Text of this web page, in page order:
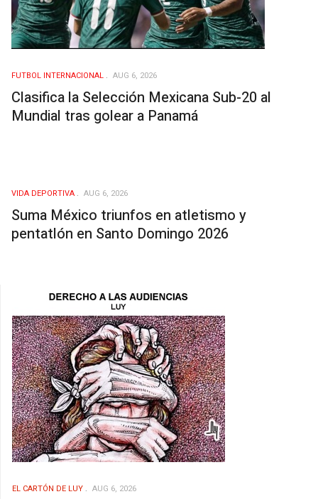
FUTBOL INTERNACIONAL AUG 6, 2026
Clasifica la Selección Mexicana Sub-20 al
Mundial tras golear a Panamá
VIDA DEPORTIVA AUG 6, 2026
Suma México triunfos en atletismo y
pentatlón en Santo Domingo 2026
EL CARTÓN DE LUY AUG 6, 2026